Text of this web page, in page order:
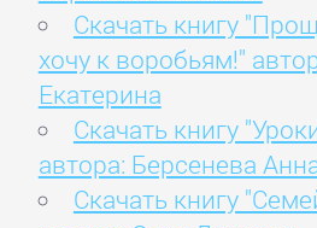
Скачать книгу
хочу к воробьям!"
Екатерина
Скачать книгу
автора: Берсенева
Скачать книгу